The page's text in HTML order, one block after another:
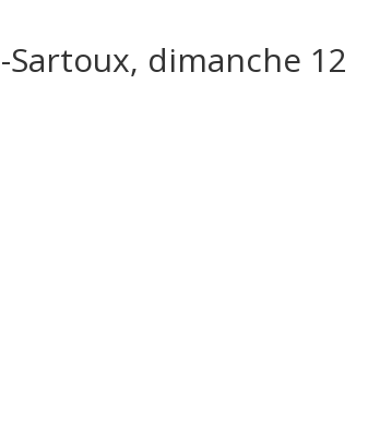
dimanche 12